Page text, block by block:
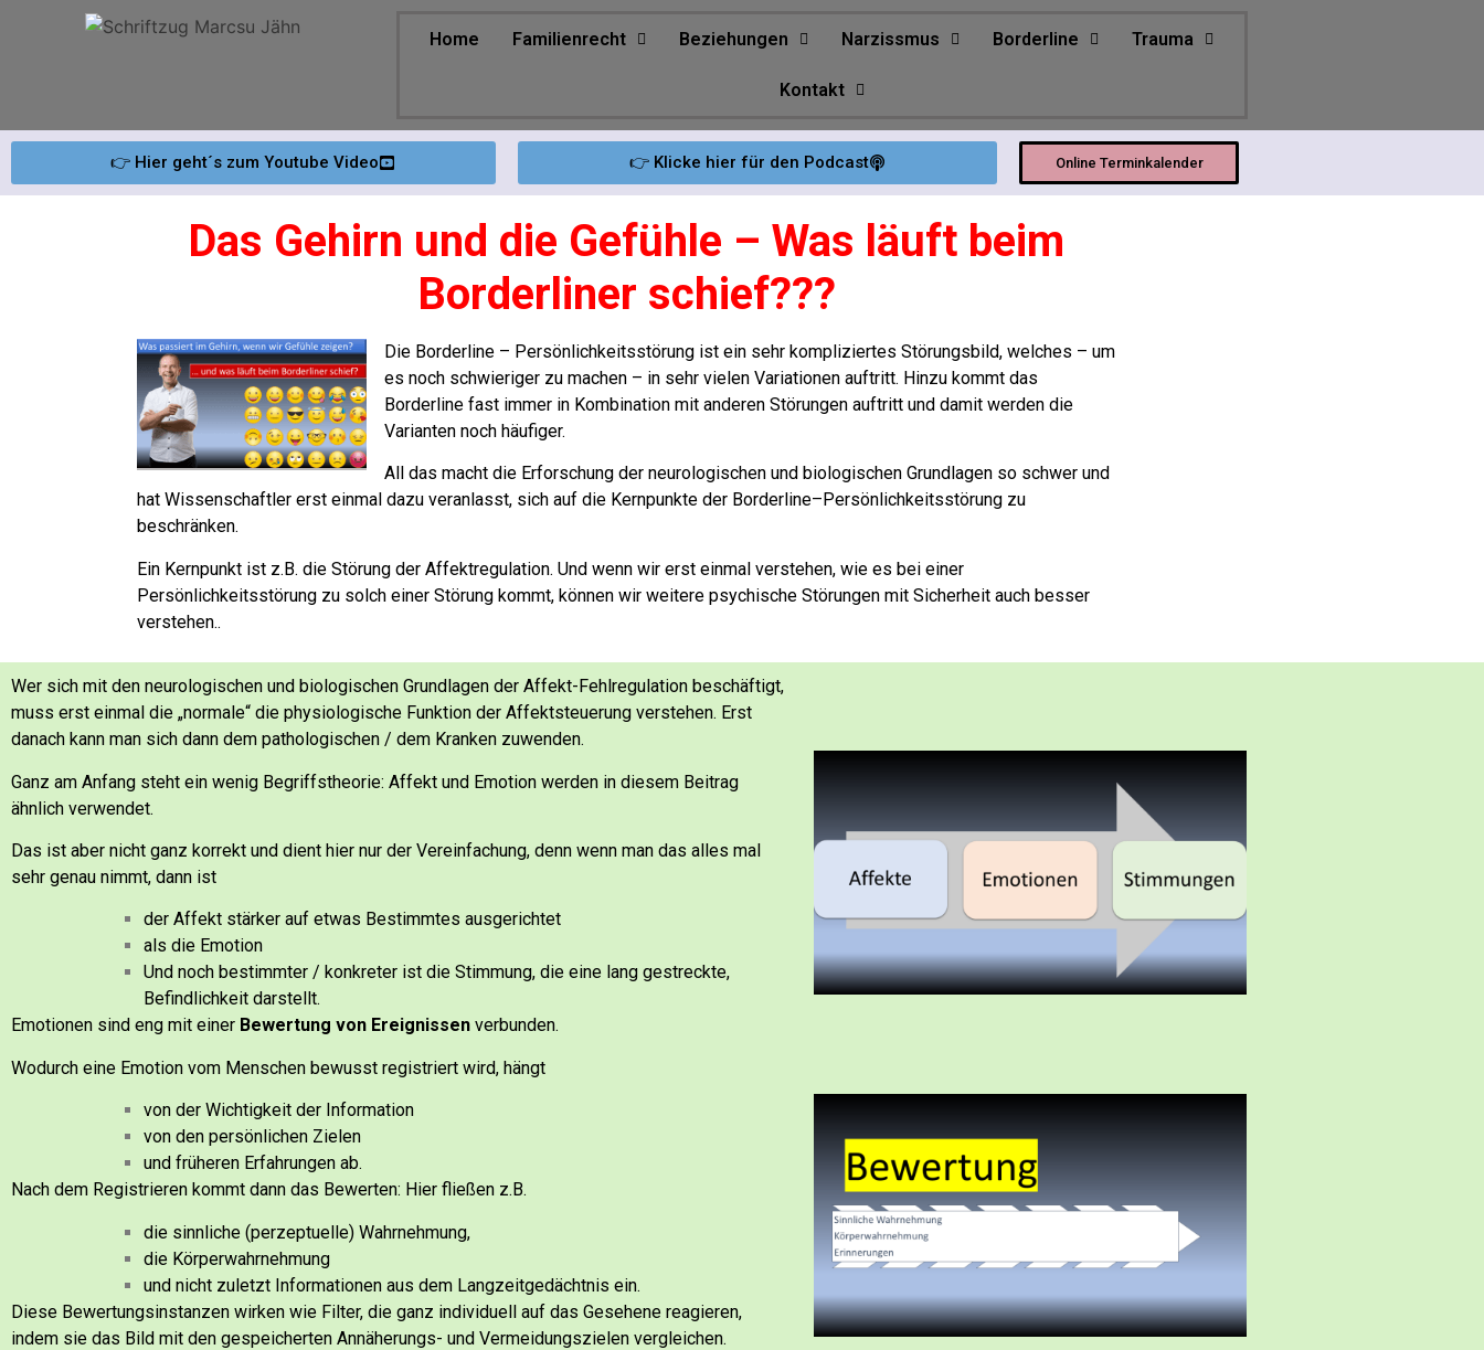
Home Familienrecht Beziehungen Narzissmus Borderline Trauma
Kontakt
👉 Hier geht´s zum Youtube Video 👉 Klicke hier für den Podcast Online Terminkalender
Das Gehirn und die Gefühle – Was läuft beim
Borderliner schief???
Die Borderline – Persönlichkeitsstörung ist ein sehr kompliziertes Störungsbild, welches – um
es noch schwieriger zu machen – in sehr vielen Variationen auftritt. Hinzu kommt das
Borderline fast immer in Kombination mit anderen Störungen auftritt und damit werden die
Varianten noch häufiger.
All das macht die Erforschung der neurologischen und biologischen Grundlagen so schwer und
hat Wissenschaftler erst einmal dazu veranlasst, sich auf die Kernpunkte der Borderline–Persönlichkeitsstörung zu
beschränken.
Ein Kernpunkt ist z.B. die Störung der Affektregulation. Und wenn wir erst einmal verstehen, wie es bei einer
Persönlichkeitsstörung zu solch einer Störung kommt, können wir weitere psychische Störungen mit Sicherheit auch besser
verstehen..
Wer sich mit den neurologischen und biologischen Grundlagen der Affekt-Fehlregulation beschäftigt,
muss erst einmal die „normale“ die physiologische Funktion der Affektsteuerung verstehen. Erst
danach kann man sich dann dem pathologischen / dem Kranken zuwenden.
Ganz am Anfang steht ein wenig Begriffstheorie: Affekt und Emotion werden in diesem Beitrag
ähnlich verwendet.
Das ist aber nicht ganz korrekt und dient hier nur der Vereinfachung, denn wenn man das alles mal
sehr genau nimmt, dann ist
der Affekt stärker auf etwas Bestimmtes ausgerichtet
als die Emotion
Und noch bestimmter / konkreter ist die Stimmung, die eine lang gestreckte,
Befindlichkeit darstellt.
Emotionen sind eng mit einer Bewertung von Ereignissen verbunden.
Wodurch eine Emotion vom Menschen bewusst registriert wird, hängt
von der Wichtigkeit der Information
von den persönlichen Zielen
und früheren Erfahrungen ab.
Nach dem Registrieren kommt dann das Bewerten: Hier fließen z.B.
die sinnliche (perzeptuelle) Wahrnehmung,
die Körperwahrnehmung
und nicht zuletzt Informationen aus dem Langzeitgedächtnis ein.
Diese Bewertungsinstanzen wirken wie Filter, die ganz individuell auf das Gesehene reagieren,
indem sie das Bild mit den gespeicherten Annäherungs- und Vermeidungszielen vergleichen.